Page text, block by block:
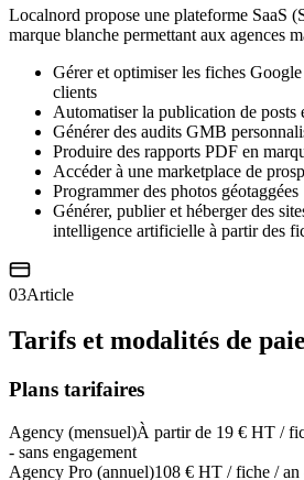
Localnord propose une plateforme SaaS
marque blanche permettant aux agences
Gérer et optimiser les fiches
clients
Automatiser la publication de posts
Générer des audits GMB
Produire des rapports PDF en
Accéder à une marketplace de
Programmer des photos géotaggées
Générer, publier et héberger des
intelligence artificielle à partir des
03Article
Tarifs et modalités de
Plans tarifaires
Agency (mensuel)À partir de 19 € HT /
- sans engagement
Agency Pro (annuel)108 € HT / fiche / an